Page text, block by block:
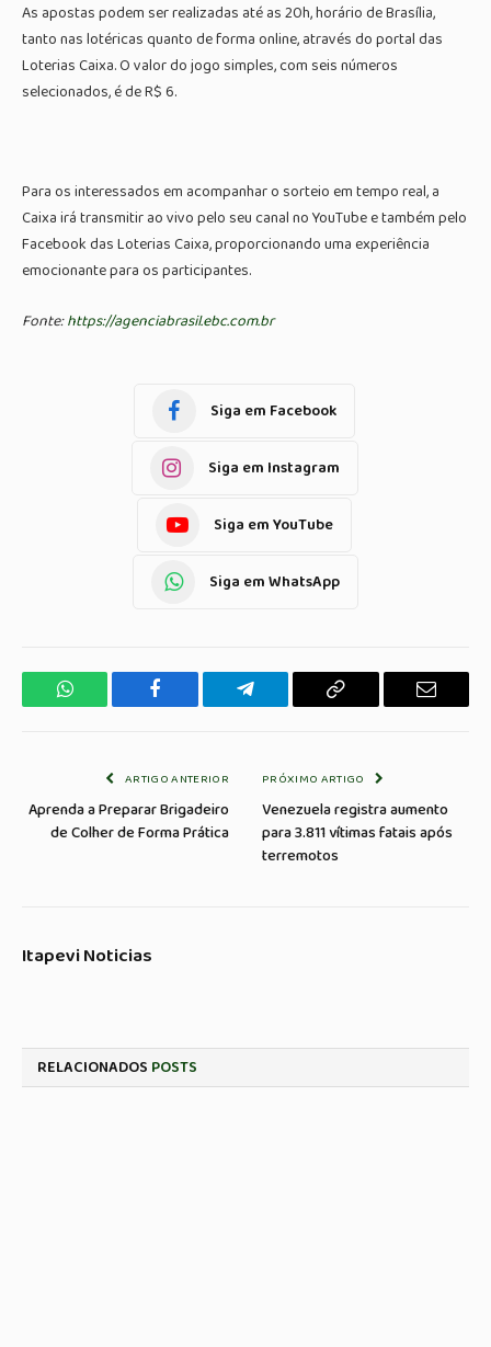
As apostas podem ser realizadas até as 20h, horário de Brasília,
tanto nas lotéricas quanto de forma online, através do portal das
Loterias Caixa. O valor do jogo simples, com seis números
selecionados, é de R$ 6.
Para os interessados em acompanhar o sorteio em tempo real, a
Caixa irá transmitir ao vivo pelo seu canal no YouTube e também pelo
Facebook das Loterias Caixa, proporcionando uma experiência
emocionante para os participantes.
Fonte:https://agenciabrasil.ebc.com.br
Siga em Facebook
Siga em Instagram
Siga em YouTube
Siga em WhatsApp
WhatsApp Facebook Telegrama Copiar
E-
ARTIGO ANTERIOR
Aprenda a Preparar Brigadeiro
de Colher de Forma Prática
PRÓXIMO ARTIGO
Venezuela registra aumento
para 3.811 vítimas fatais após
terremotos
Itapevi Noticias
RELACIONADOS POSTS